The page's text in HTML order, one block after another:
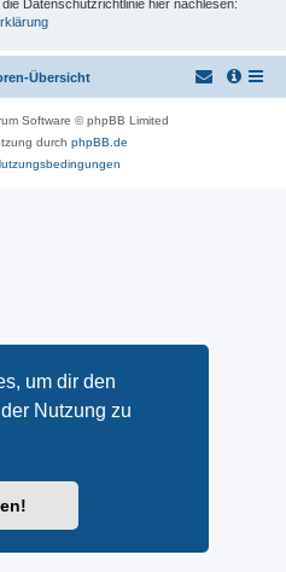
um dir den
Nutzung zu
Datenschutzrichtlinie hier nachlesen:
Übersicht
Software © phpBB Limited
durch phpBB.de